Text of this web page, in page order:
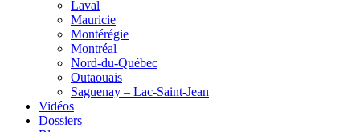
Laval
Mauricie
Montérégie
Montréal
Nord-du-Québec
Outaouais
Saguenay – Lac-Saint-Jean
Vidéos
Dossiers